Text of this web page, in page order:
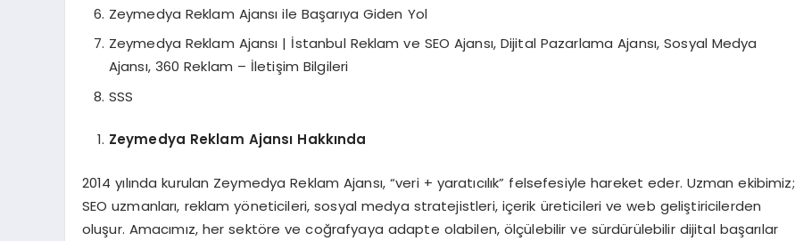
Zeymedya Reklam Ajansı ile Başarıya Giden Yol
Zeymedya Reklam Ajansı | İstanbul Reklam ve SEO Ajansı, Dijital Pazarlama Ajansı, Sosyal Medya
Ajansı, 360 Reklam – İletişim Bilgileri
SSS
Zeymedya Reklam Ajansı Hakkında
2014 yılında kurulan Zeymedya Reklam Ajansı, “veri + yaratıcılık” felsefesiyle hareket eder. Uzman ekibimiz;
SEO uzmanları, reklam yöneticileri, sosyal medya stratejistleri, içerik üreticileri ve web geliştiricilerden
oluşur. Amacımız, her sektöre ve coğrafyaya adapte olabilen, ölçülebilir ve sürdürülebilir dijital başarılar